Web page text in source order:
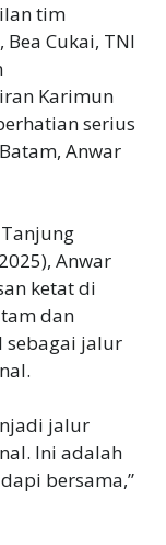
tim
Cukai, TNI
Karimun
serius
Anwar
Anwar
ketat di
dan
sebagai jalur
jalur
Ini adalah
bersama,”